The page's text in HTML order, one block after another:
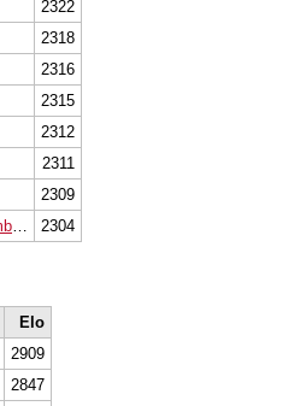
2322
2318
2316
2315
2312
2311
2309
Nomin-Erdene Davaademberel 2304
Elo
2909
2847